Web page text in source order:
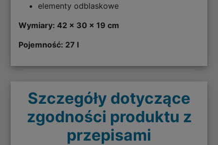
elementy odblaskowe
Wymiary: 42 x 30 x 19 cm
Pojemność: 27 l
Szczegóły dotyczące
zgodności produktu z
przepisami